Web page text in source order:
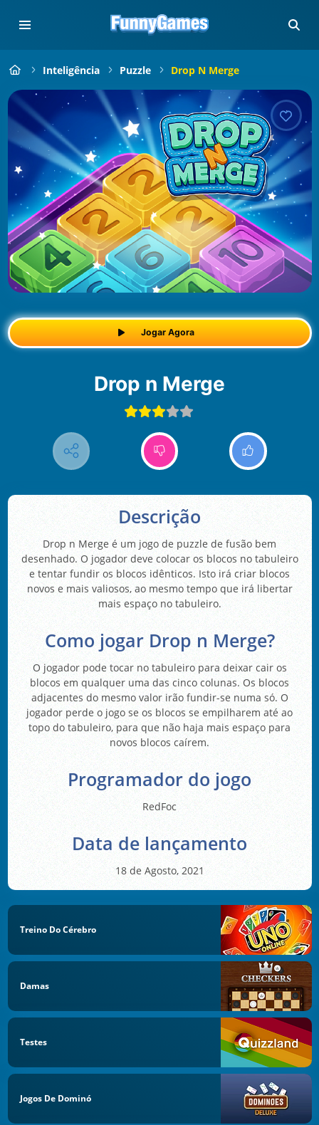
Inteligência Puzzle Drop N Merge
Jogar Agora
Drop n Merge
Descrição
Drop n Merge é um jogo de puzzle de fusão bem
desenhado. O jogador deve colocar os blocos no tabuleiro
e tentar fundir os blocos idênticos. Isto irá criar blocos
novos e mais valiosos, ao mesmo tempo que irá libertar
mais espaço no tabuleiro.
Como jogar Drop n Merge?
O jogador pode tocar no tabuleiro para deixar cair os
blocos em qualquer uma das cinco colunas. Os blocos
adjacentes do mesmo valor irão fundir-se numa só. O
jogador perde o jogo se os blocos se empilharem até ao
topo do tabuleiro, para que não haja mais espaço para
novos blocos caírem.
Programador do jogo
RedFoc
Data de lançamento
18 de Agosto, 2021
Treino Do Cérebro
Damas
Testes
Jogos De Dominó